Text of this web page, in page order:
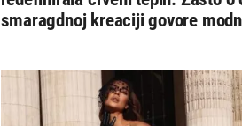
smaragdnoj kreaciji govore